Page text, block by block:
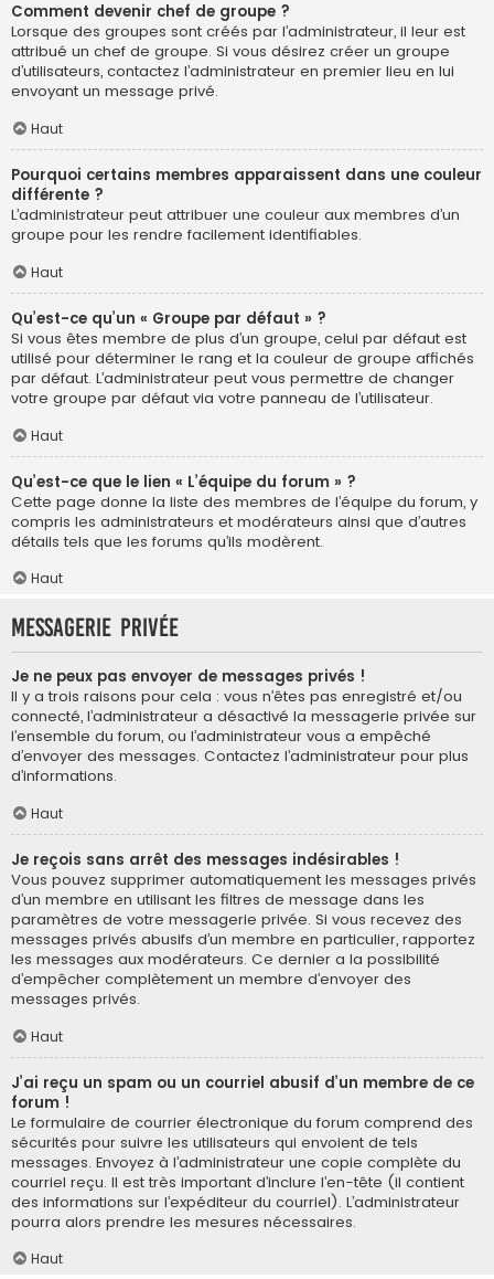
Comment devenir chef de groupe ?
Lorsque des groupes sont créés par l’administrateur, il leur est
attribué un chef de groupe. Si vous désirez créer un groupe
d’utilisateurs, contactez l’administrateur en premier lieu en lui
envoyant un message privé.
Haut
Pourquoi certains membres apparaissent dans une couleur
différente ?
L’administrateur peut attribuer une couleur aux membres d’un
groupe pour les rendre facilement identifiables.
Haut
Qu’est-ce qu’un « Groupe par défaut » ?
Si vous êtes membre de plus d’un groupe, celui par défaut est
utilisé pour déterminer le rang et la couleur de groupe affichés
par défaut. L’administrateur peut vous permettre de changer
votre groupe par défaut via votre panneau de l’utilisateur.
Haut
Qu’est-ce que le lien « L’équipe du forum » ?
Cette page donne la liste des membres de l’équipe du forum, y
compris les administrateurs et modérateurs ainsi que d’autres
détails tels que les forums qu’ils modèrent.
Haut
Messagerie privée
Je ne peux pas envoyer de messages privés !
Il y a trois raisons pour cela : vous n’êtes pas enregistré et/ou
connecté, l’administrateur a désactivé la messagerie privée sur
l’ensemble du forum, ou l’administrateur vous a empêché
d’envoyer des messages. Contactez l’administrateur pour plus
d’informations.
Haut
Je reçois sans arrêt des messages indésirables !
Vous pouvez supprimer automatiquement les messages privés
d’un membre en utilisant les filtres de message dans les
paramètres de votre messagerie privée. Si vous recevez des
messages privés abusifs d’un membre en particulier, rapportez
les messages aux modérateurs. Ce dernier a la possibilité
d’empêcher complètement un membre d’envoyer des
messages privés.
Haut
J’ai reçu un spam ou un courriel abusif d’un membre de ce
forum !
Le formulaire de courrier électronique du forum comprend des
sécurités pour suivre les utilisateurs qui envoient de tels
messages. Envoyez à l’administrateur une copie complète du
courriel reçu. Il est très important d’inclure l’en-tête (il contient
des informations sur l’expéditeur du courriel). L’administrateur
pourra alors prendre les mesures nécessaires.
Haut